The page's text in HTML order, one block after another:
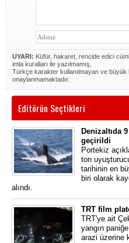
UYARI: Küfür, hakaret, rencide edici
imla kuralları ile yazılmamış,
Türkçe karakter kullanılmayan ve büyük
onaylanmamaktadır.
Editörün Seçtikleri
Denizaltıda
geçirildi
Portekiz
ton
tarihinin en
biri olarak
alındı.
TRT film
TRT'ye ait
yangın
arazi üzerine